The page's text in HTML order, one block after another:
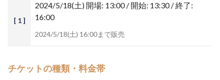
[ 1 ]
2024/5/18(土) 開場: 13:00 / 開始: 13:30 / 終了:
16:00
2024/5/18(土) 16:00まで販売
チケットの種類・料金帯